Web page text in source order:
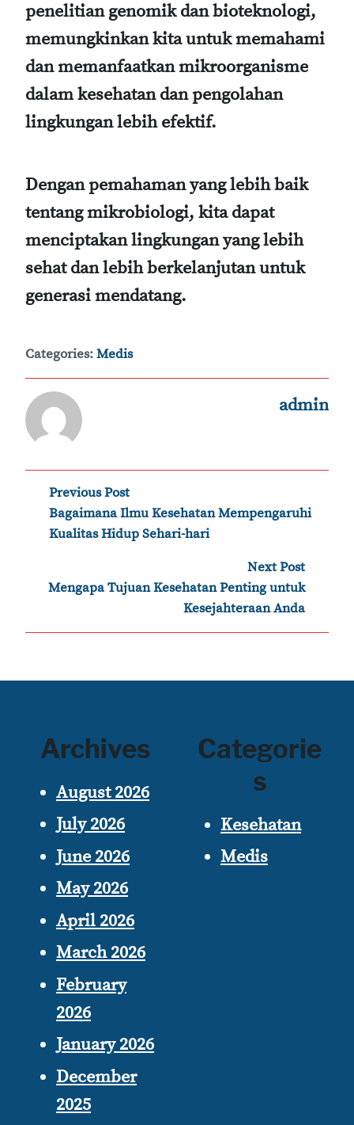
penelitian genomik dan bioteknologi,
memungkinkan kita untuk memahami
dan memanfaatkan mikroorganisme
dalam kesehatan dan pengolahan
lingkungan lebih efektif.
Dengan pemahaman yang lebih baik
tentang mikrobiologi, kita dapat
menciptakan lingkungan yang lebih
sehat dan lebih berkelanjutan untuk
generasi mendatang.
Categories:Medis
admin
Post
navigation
Previous Post
Bagaimana Ilmu Kesehatan Mempengaruhi
Kualitas Hidup Sehari-hari
Next Post
Mengapa Tujuan Kesehatan Penting untuk
Kesejahteraan Anda
Archives
August 2026
July 2026
June 2026
May 2026
April 2026
March 2026
February
2026
January 2026
December
2025
Categorie
s
Kesehatan
Medis